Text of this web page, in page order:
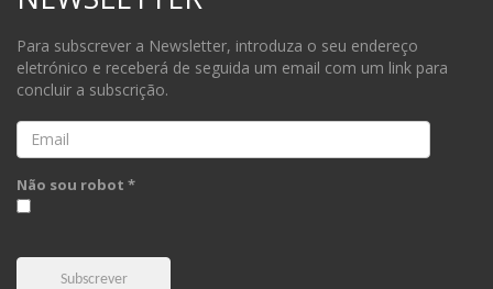
Para subscrever a Newsletter, introduza o seu endereço
eletrónico e receberá de seguida um email com um link para
concluir a subscrição.
Email
Não sou robot *
Subscrever